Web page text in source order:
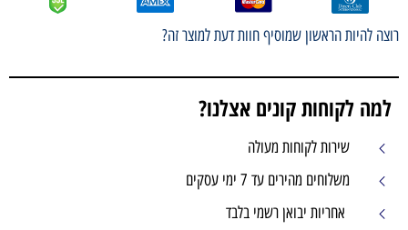
רוצה להיות הראשון שמוסיף חוות דעת למוצר זה?
למה לקוחות קונים אצלנו?
שירות לקוחות מעולה
משלוחים מהירים עד 7 ימי עסקים
אחריות יבואן רשמי בלבד